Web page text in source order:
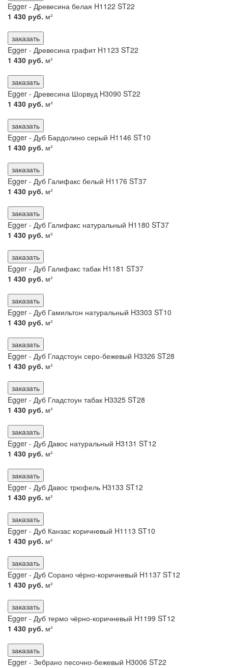
Egger - Древесина белая H1122 ST22
1 430 руб. м²
заказать
Egger - Древесина графит H1123 ST22
1 430 руб. м²
заказать
Egger - Древесина Шорвуд H3090 ST22
1 430 руб. м²
заказать
Egger - Дуб Бардолино серый H1146 ST10
1 430 руб. м²
заказать
Egger - Дуб Галифакс белый H1176 ST37
1 430 руб. м²
заказать
Egger - Дуб Галифакс натуральный H1180 ST37
1 430 руб. м²
заказать
Egger - Дуб Галифакс табак H1181 ST37
1 430 руб. м²
заказать
Egger - Дуб Гамильтон натуральный H3303 ST10
1 430 руб. м²
заказать
Egger - Дуб Гладстоун серо-бежевый H3326 ST28
1 430 руб. м²
заказать
Egger - Дуб Гладстоун табак H3325 ST28
1 430 руб. м²
заказать
Egger - Дуб Давос натуральный H3131 ST12
1 430 руб. м²
заказать
Egger - Дуб Давос трюфель H3133 ST12
1 430 руб. м²
заказать
Egger - Дуб Канзас коричневый H1113 ST10
1 430 руб. м²
заказать
Egger - Дуб Сорано чёрно-коричневый H1137 ST12
1 430 руб. м²
заказать
Egger - Дуб термо чёрно-коричневый H1199 ST12
1 430 руб. м²
заказать
Egger - Зебрано песочно-бежевый H3006 ST22